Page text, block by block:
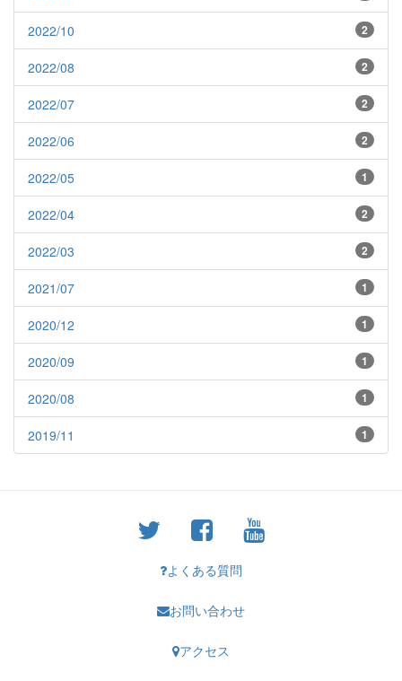
2022/10 2
2022/08 2
2022/07 2
2022/06 2
2022/05 1
2022/04 2
2022/03 2
2021/07 1
2020/12 1
2020/09 1
2020/08 1
2019/11 1
よくある質問
お問い合わせ
アクセス